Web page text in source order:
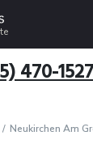
470-1527
Neukirchen Am